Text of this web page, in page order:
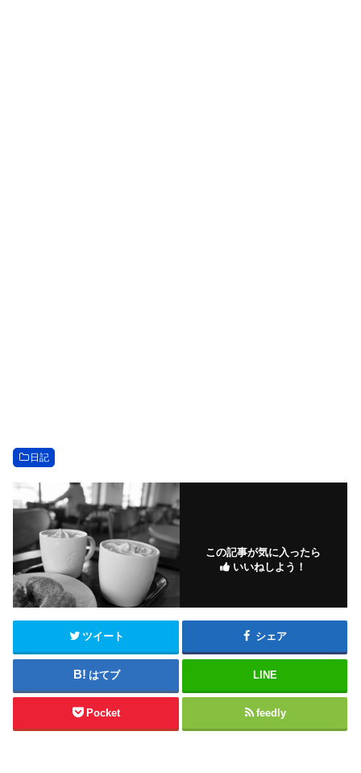
日記
この記事が気に入ったら
いいねしよう！
ツイート シェア
はてブ LINE
Pocket feedly